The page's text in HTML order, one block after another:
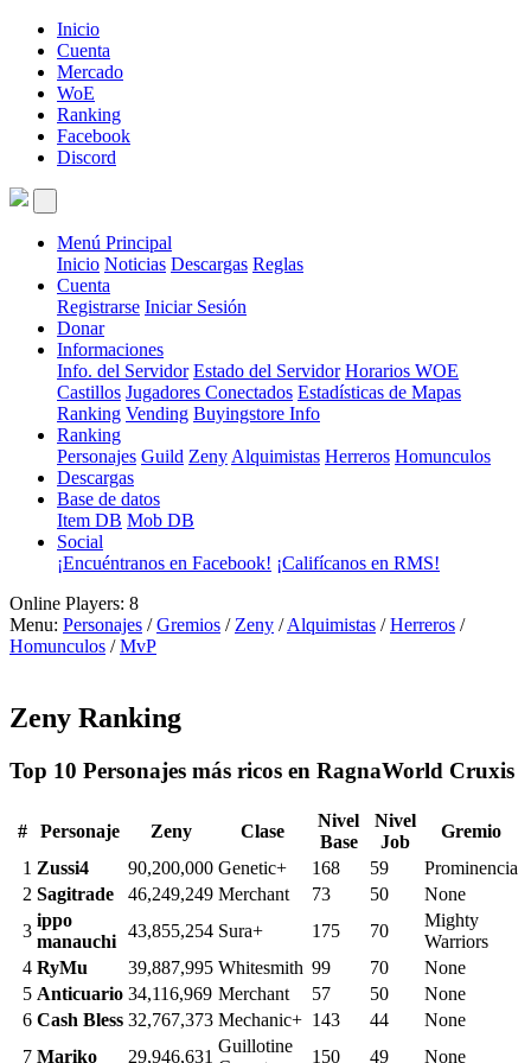
Inicio
Cuenta
Mercado
WoE
Ranking
Facebook
Discord
Menú Principal
Inicio Noticias Descargas Reglas
Cuenta
Registrarse Iniciar Sesión
Donar
Informaciones
Info. del Servidor Estado del Servidor Horarios WOE
Castillos Jugadores Conectados Estadísticas de Mapas
Ranking Vending Buyingstore Info
Ranking
Personajes Guild Zeny Alquimistas Herreros Homunculos
Descargas
Base de datos
Item DB Mob DB
Social
¡Encuéntranos en Facebook! ¡Califícanos en RMS!
Online Players: 8
Menu: Personajes /Gremios / Zeny /Alquimistas /Herreros /
Homunculos /MvP
Zeny Ranking
Top 10 Personajes más ricos en RagnaWorld Cruxis
# Personaje Zeny Clase
Nivel
Base
Nivel
Job
Gremio
1 Zussi4 90,200,000 Genetic+ 168 59
Prominencia
2 Sagitrade 46,249,249 Merchant 73 50
None
3
ippo
manauchi
43,855,254 Sura+ 175 70
Mighty
Warriors
4 RyMu 39,887,995 Whitesmith 99 70
None
5 Anticuario 34,116,969 Merchant 57 50
None
6 Cash Bless 32,767,373 Mechanic+ 143 44
None
7 Mariko 29,946,631
Guillotine
150 49 None